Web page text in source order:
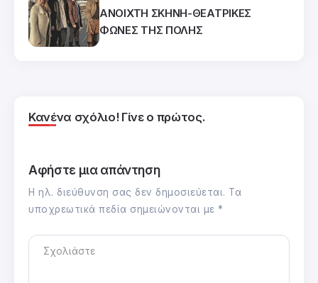
ΑΝΟΙΧΤΗ ΣΚΗΝΗ-ΘΕΑΤΡΙΚΕΣ
ΦΩΝΕΣ ΤΗΣ ΠΟΛΗΣ
Κανένα σχόλιο! Γίνε ο πρώτος.
Αφήστε μια απάντηση
Η ηλ. διεύθυνση σας δεν δημοσιεύεται. Τα
υποχρεωτικά πεδία σημειώνονται με *